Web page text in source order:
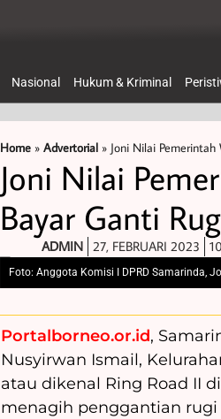
Nasional Hukum & Kriminal
Home » Advertorial » Joni Nilai
Joni Nilai
Bayar Ganti
ADMIN 27, FEBRUARI 2023
Foto: Anggota Komisi I DPRD Samarinda,
Portalborneo.or.id,
Nusyirwan Ismail,
atau dikenal Ring Road II
menagih penggantian